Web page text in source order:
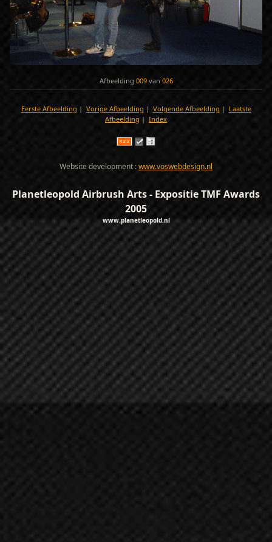
Afbeelding 009van 026
Eerste Afbeelding | Vorige Afbeelding | Volgende Afbeelding | Laatste
Afbeelding | Index
Website development :www.voswebdesign.nl
Planetleopold Airbrush Arts - Expositie TMF Awards
2005
www.planetleopold.nl